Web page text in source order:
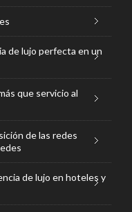
de lujo perfecta en un
que servicio al
de las redes
de lujo en hoteles y